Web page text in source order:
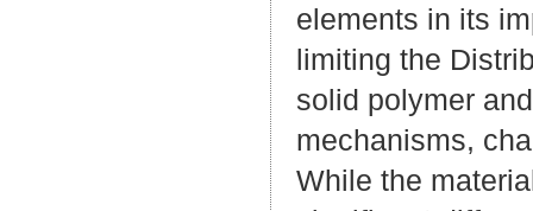
elements in its
limiting the
solid polymer
mechanisms,
While the